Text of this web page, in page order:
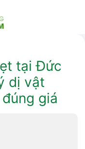
tại Đức
dị vật
giá